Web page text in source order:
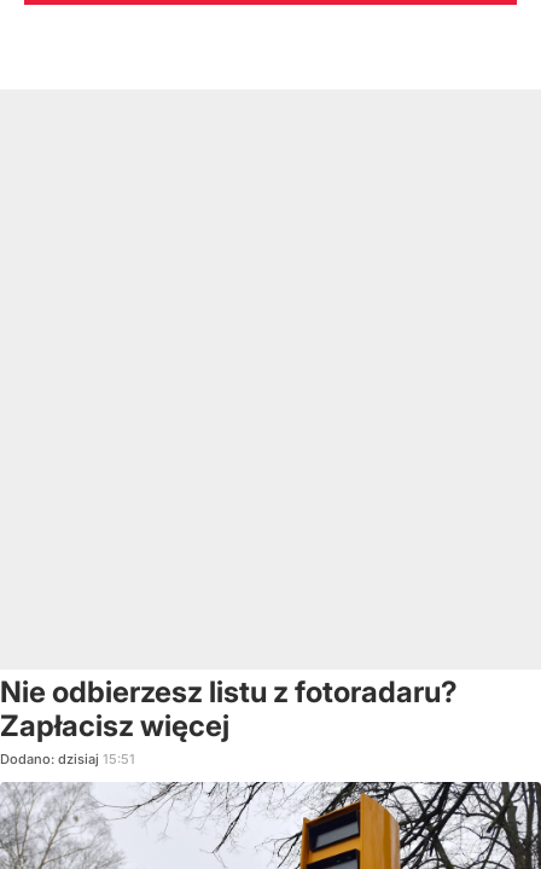
Nie odbierzesz listu z fotoradaru?
Zapłacisz więcej
Dodano: dzisiaj 15:51